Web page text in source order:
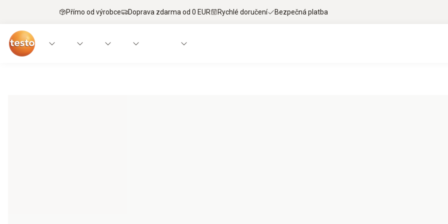
Přímo od výrobce Doprava zdarma od 0 EUR Rychlé doručení Bezpečná platba